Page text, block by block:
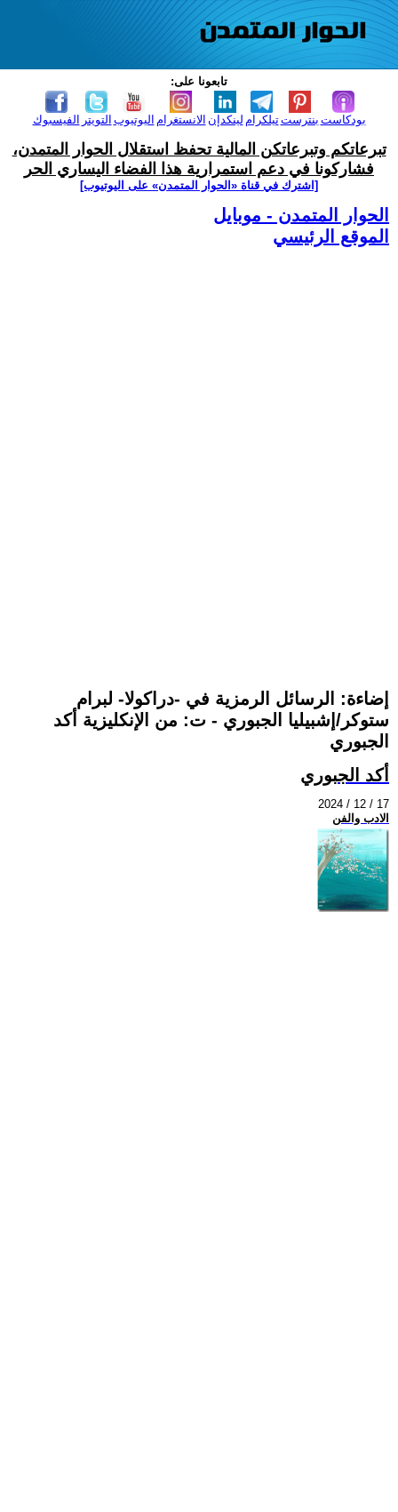
تابعونا على:
الفيسبوك التويتر اليوتيوب الانستغرام لينكدإن تيلكرامبنترست بودكاست
تبرعاتكم وتبرعاتكن المالية تحفظ استقلال الحوار المتمدن،
فشاركونا في دعم استمرارية هذا الفضاء اليساري الحر
[اشترك في قناة ‫«الحوار المتمدن» على اليوتيوب]
الحوار المتمدن - موبايل
الموقع الرئيسي
إضاءة: الرسائل الرمزية في -دراكولا- لبرام
ستوكر/إشبيليا الجبوري - ت: من الإنكليزية أكد
الجبوري
أكد الجبوري
2024 / 12 / 17
الادب والفن